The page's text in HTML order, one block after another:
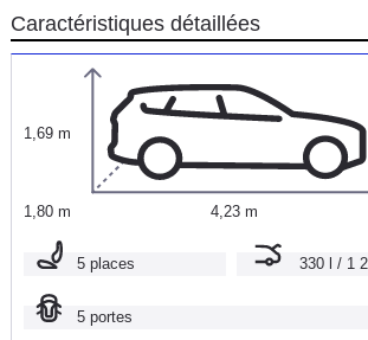
Caractéristiques détaillées
1,69 m
1,80 m 4,23 m
5 places 330 l / 1
5 portes